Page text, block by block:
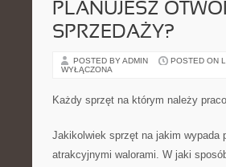
PLANUJESZ
SPRZEDAŻY?
POSTED BY ADMIN POSTED ON
WYŁĄCZONA
Każdy sprzęt na którym należy
Jakikolwiek sprzęt na jakim wypada
atrakcyjnymi walorami. W jaki